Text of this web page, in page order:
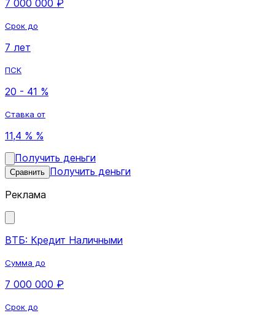
7 000 000 ₽
Срок до
7 лет
ПСК
20 - 41 %
Ставка от
11,4 % %
Получить деньги
Сравнить Получить деньги
Реклама
ВТБ: Кредит Наличными
Сумма до
7 000 000 ₽
Срок до